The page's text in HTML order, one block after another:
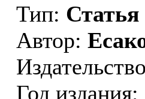
Тип: Статья
Автор:
Год издания: